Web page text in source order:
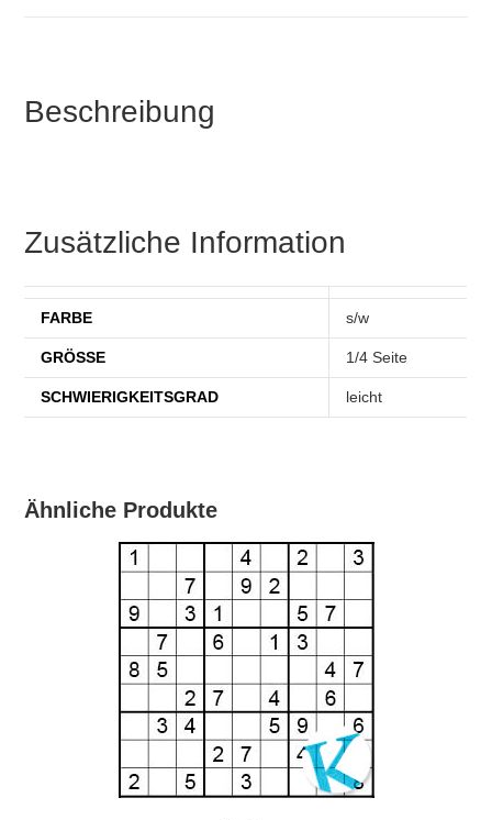
Beschreibung
Zusätzliche Information
FARBE s/w
GRÖSSE 1/4 Seite
SCHWIERIGKEITSGRAD leicht
Ähnliche Produkte